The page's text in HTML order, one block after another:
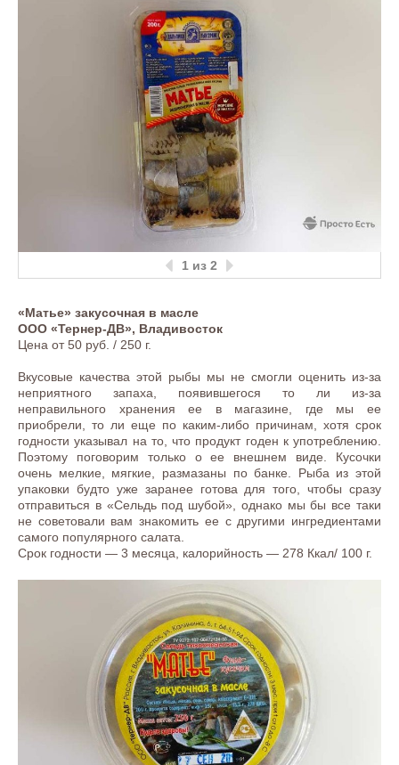
1 из 2
«Матье» закусочная в масле
ООО «Тернер-ДВ», Владивосток
Цена от 50 руб. / 250 г.
Вкусовые качества этой рыбы мы не смогли оценить из-за
неприятного запаха, появившегося то ли из-за
неправильного хранения ее в магазине, где мы ее
приобрели, то ли еще по каким-либо причинам, хотя срок
годности указывал на то, что продукт годен к употреблению.
Поэтому поговорим только о ее внешнем виде. Кусочки
очень мелкие, мягкие, размазаны по банке. Рыба из этой
упаковки будто уже заранее готова для того, чтобы сразу
отправиться в «Сельдь под шубой», однако мы бы все таки
не советовали вам знакомить ее с другими ингредиентами
самого популярного салата.
Срок годности — 3 месяца, калорийность — 278 Ккал/ 100 г.